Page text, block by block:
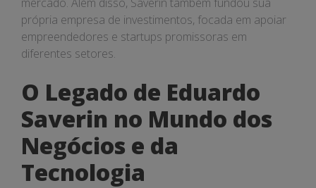
própria empresa de investimentos, focada em apoiar
empreendedores e startups promissoras em
diferentes setores.
O Legado de Eduardo
Saverin no Mundo dos
Negócios e da
Tecnologia